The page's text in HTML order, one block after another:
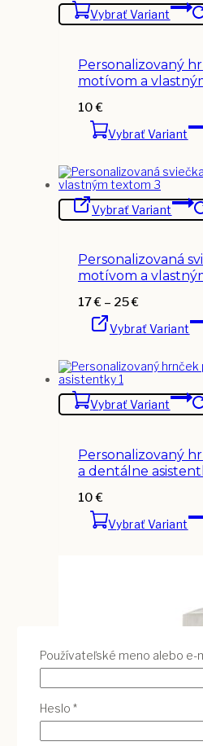
Vybrať Variant
Personalizovaný
motívom a
10€
Vybrať Variant
Vybrať Variant
Personalizovaná
motívom a
17€ – 25€
17 €
25 €
Vybrať Variant
Vybrať Variant
Personalizovaný
a dentálne
10€
Vybrať Variant
Používateľské meno alebo e-
Heslo *Povinné